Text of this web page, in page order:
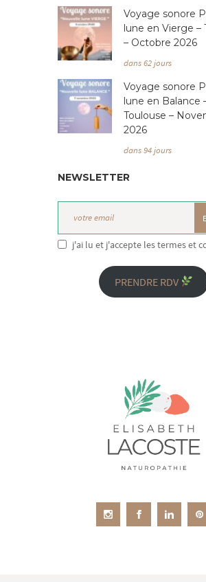
Voyage sonore
lune en Vierge –
– Octobre 2026
dans 62 jours
Voyage sonore
lune en Balance
Toulouse –
2026
dans 94 jours
NEWSLETTER
j'ai lu et j'accepte les termes et
PRENDRE RDV